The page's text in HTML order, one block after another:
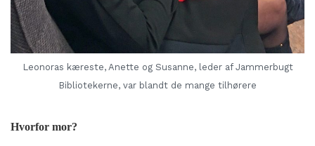
Leonoras kæreste, Anette og Susanne, leder af Jammerbugt
Bibliotekerne, var blandt de mange tilhørere
Hvorfor mor?